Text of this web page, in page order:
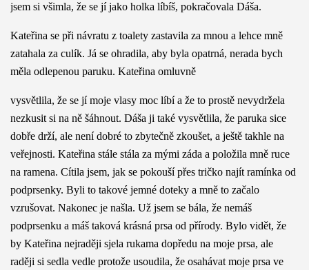
jsem si všimla, že se jí jako holka líbíš, pokračovala Dáša.
Kateřina se při návratu z toalety zastavila za mnou a lehce mně
zatahala za culík. Já se ohradila, aby byla opatrná, nerada bych
měla odlepenou paruku. Kateřina omluvně
vysvětlila, že se jí moje vlasy moc líbí a že to prostě nevydržela
nezkusit si na ně šáhnout. Dáša ji také vysvětlila, že paruka sice
dobře drží, ale není dobré to zbytečně zkoušet, a ještě takhle na
veřejnosti. Kateřina stále stála za mými záda a položila mně ruce
na ramena. Cítila jsem, jak se pokouší přes tričko najít ramínka od
podprsenky. Byli to takové jemné doteky a mně to začalo
vzrušovat. Nakonec je našla. Už jsem se bála, že nemáš
podprsenku a máš taková krásná prsa od přírody. Bylo vidět, že
by Kateřina nejraději sjela rukama dopředu na moje prsa, ale
raději si sedla vedle protože usoudila, že osahávat moje prsa ve